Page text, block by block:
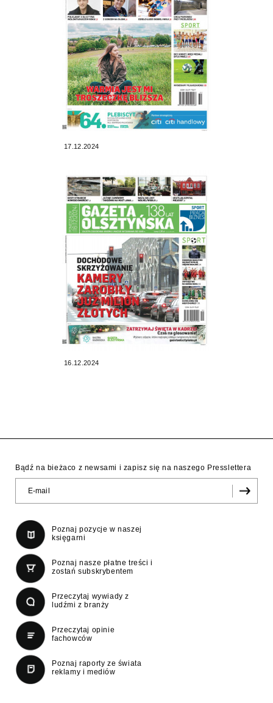
17.12.2024
16.12.2024
Bądź na bieżaco z newsami i zapisz się na naszego Presslettera
Poznaj pozycje w naszej
księgarni
Poznaj nasze płatne treści i
zostań subskrybentem
Przeczytaj wywiady z
ludźmi z branży
Przeczytaj opinie
fachowców
Poznaj raporty ze świata
reklamy i mediów